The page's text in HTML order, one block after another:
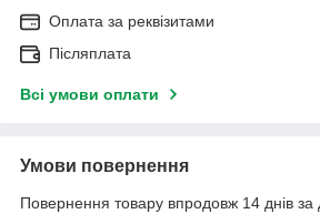
Оплата за реквізитами
Післяплата
Всі умови оплати
Умови повернення
Повернення товару впродовж 14 днів за